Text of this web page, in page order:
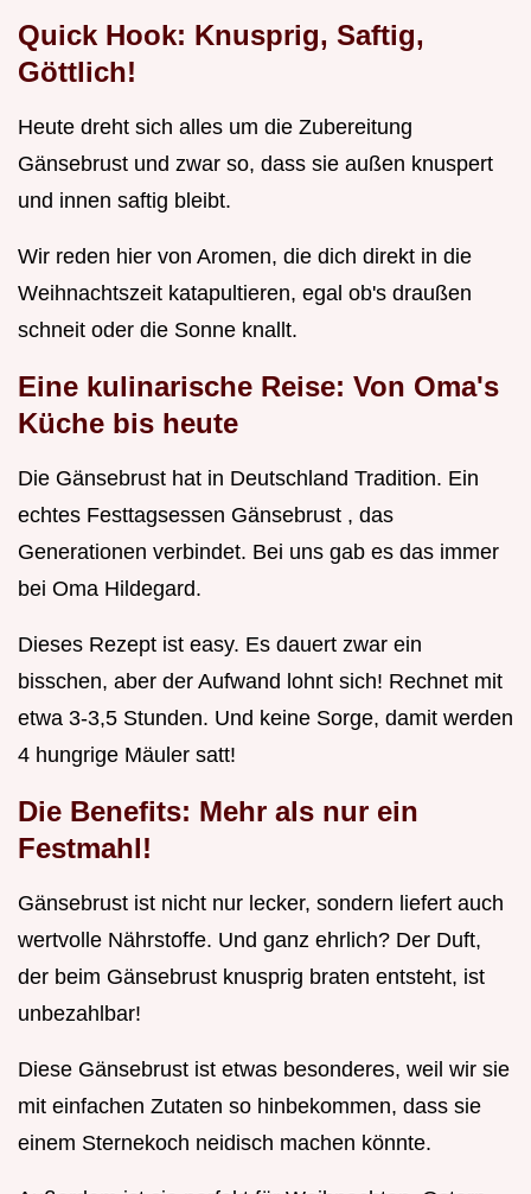
Quick Hook: Knusprig, Saftig,
Göttlich!
Heute dreht sich alles um die Zubereitung
Gänsebrust und zwar so, dass sie außen knuspert
und innen saftig bleibt.
Wir reden hier von Aromen, die dich direkt in die
Weihnachtszeit katapultieren, egal ob's draußen
schneit oder die Sonne knallt.
Eine kulinarische Reise: Von Oma's
Küche bis heute
Die Gänsebrust hat in Deutschland Tradition. Ein
echtes Festtagsessen Gänsebrust , das
Generationen verbindet. Bei uns gab es das immer
bei Oma Hildegard.
Dieses Rezept ist easy. Es dauert zwar ein
bisschen, aber der Aufwand lohnt sich! Rechnet mit
etwa 3-3,5 Stunden. Und keine Sorge, damit werden
4 hungrige Mäuler satt!
Die Benefits: Mehr als nur ein
Festmahl!
Gänsebrust ist nicht nur lecker, sondern liefert auch
wertvolle Nährstoffe. Und ganz ehrlich? Der Duft,
der beim Gänsebrust knusprig braten entsteht, ist
unbezahlbar!
Diese Gänsebrust ist etwas besonderes, weil wir sie
mit einfachen Zutaten so hinbekommen, dass sie
einem Sternekoch neidisch machen könnte.